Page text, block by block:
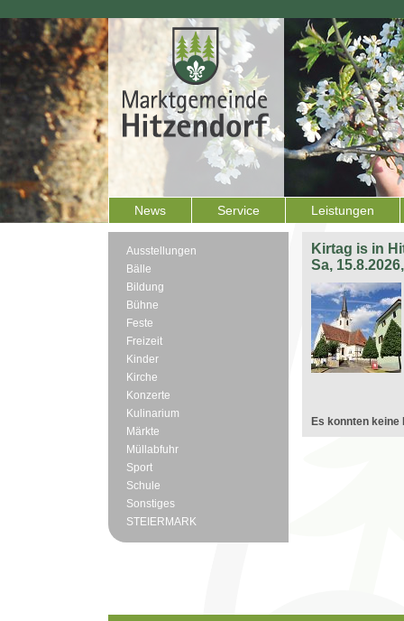
News Service Leistungen
Ausstellungen
Bälle
Bildung
Bühne
Feste
Freizeit
Kinder
Kirche
Konzerte
Kulinarium
Märkte
Müllabfuhr
Sport
Schule
Sonstiges
STEIERMARK
Kirtag is in
Sa,
Es konnten keine